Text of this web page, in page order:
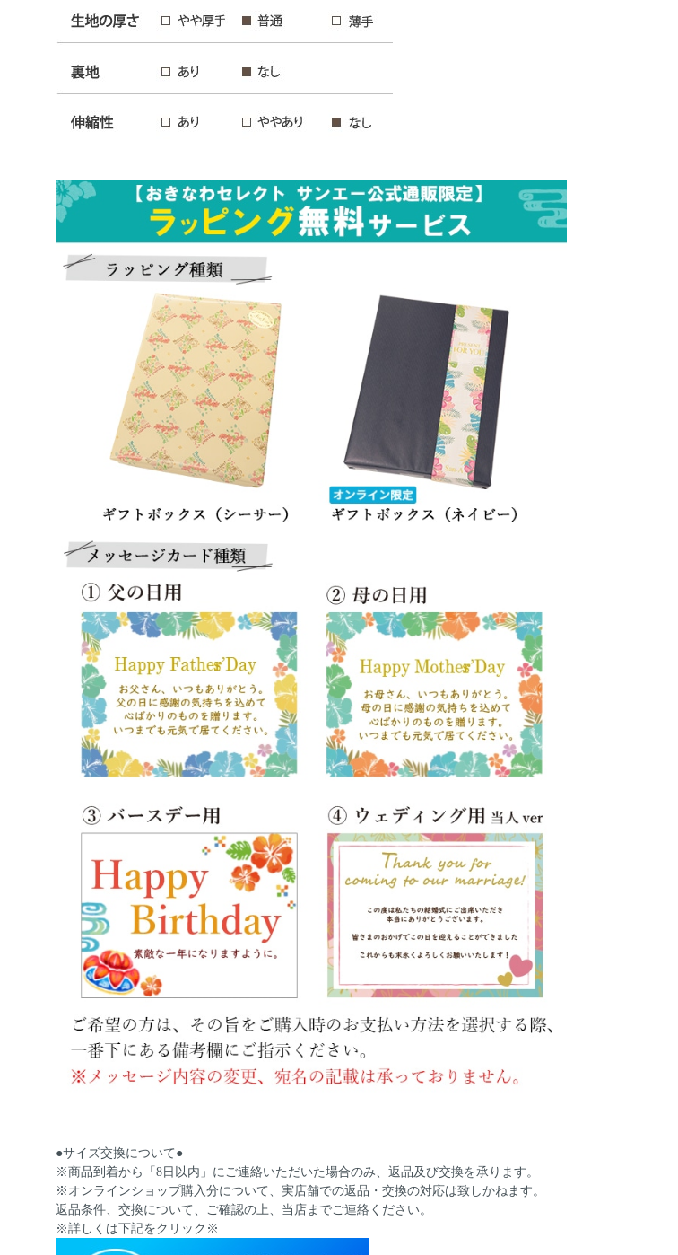
●サイズ交換について●
※商品到着から「8日以内」にご連絡いただいた場合のみ、返品及び交換を承ります。
※オンラインショップ購入分について、実店舗での返品・交換の対応は致しかねます。
返品条件、交換について、ご確認の上、当店までご連絡ください。
※詳しくは下記をクリック※